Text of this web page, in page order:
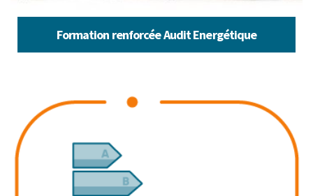
Formation renforcée Audit Energétique